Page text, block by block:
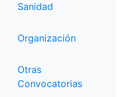
Sanidad
Organización
Otras
Convocatorias